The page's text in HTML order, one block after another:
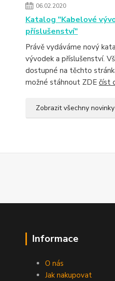
06.02.2020
Katalog "Kabelové
příslušenství"
Právě vydáváme nový
vývodek a příslušenství.
dostupné na těchto
možné stáhnout ZDE číst
Zobrazit všechny novinky
Informace
O nás
Jak nakupovat